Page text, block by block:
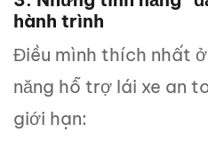
hành trình
Điều mình thích nhất ở
năng hỗ trợ lái xe an
giới hạn: